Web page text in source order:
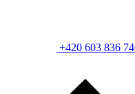
+420 603 836